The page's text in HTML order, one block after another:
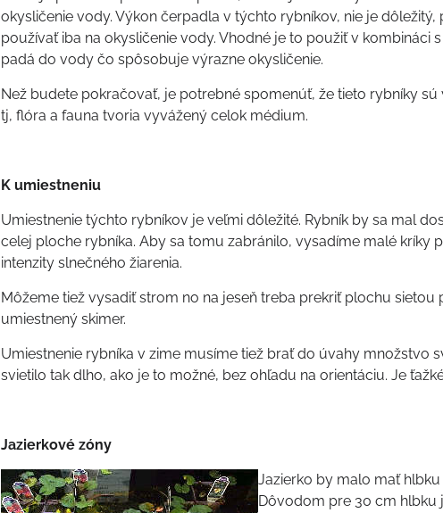
okysličenie vody. Výkon čerpadla v týchto rybníkov, nie je dôležitý,
používať iba na okysličenie vody. Vhodné je to použiť v kombináci
padá do vody čo spôsobuje výrazne okysličenie.
Než budete pokračovať, je potrebné spomenúť, že tieto rybníky
tj, flóra a fauna tvoria vyvážený celok médium.
K umiestneniu
Umiestnenie týchto rybníkov je veľmi dôležité. Rybník by sa mal
celej ploche rybníka. Aby sa tomu zabránilo, vysadíme malé kríky
intenzity slnečného žiarenia.
Môžeme tiež vysadiť strom no na jeseň treba prekriť plochu
umiestnený skimer.
Umiestnenie rybníka v zime musíme tiež brať do úvahy množstvo
svietilo tak dlho, ako je to možné, bez ohľadu na orientáciu. Je
Jazierkové zóny
Jazierko by malo mať
Dôvodom pre 30 cm hlbku